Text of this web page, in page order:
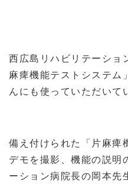
西広島リハビリテーショ
麻痺機能テストシステム
んにも使っていただいて
備え付けられた「片麻痺
デモを撮影、機能の説明
ーション病院長の岡本先